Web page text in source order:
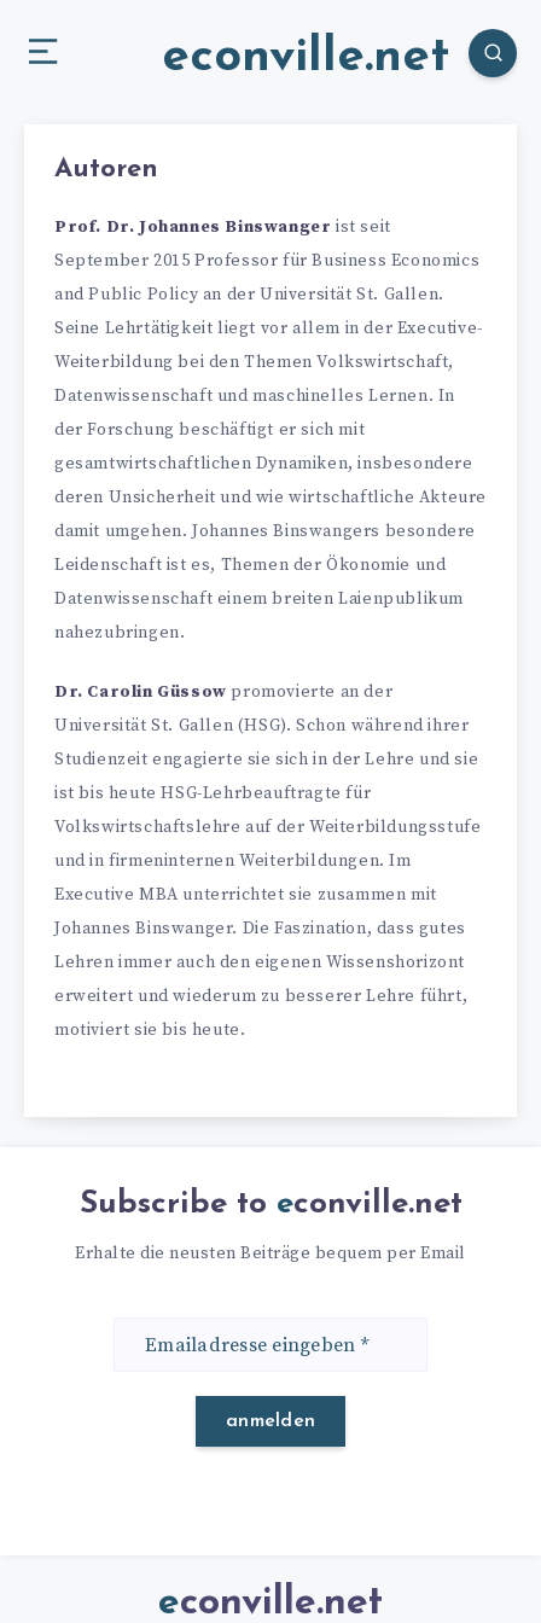
econville.net
Autoren
Prof. Dr. Johannes Binswanger ist seit
September 2015 Professor für Business Economics
and Public Policy an der Universität St. Gallen.
Seine Lehrtätigkeit liegt vor allem in der Executive-
Weiterbildung bei den Themen Volkswirtschaft,
Datenwissenschaft und maschinelles Lernen. In
der Forschung beschäftigt er sich mit
gesamtwirtschaftlichen Dynamiken, insbesondere
deren Unsicherheit und wie wirtschaftliche Akteure
damit umgehen. Johannes Binswangers besondere
Leidenschaft ist es, Themen der Ökonomie und
Datenwissenschaft einem breiten Laienpublikum
nahezubringen.
Dr. Carolin Güssow promovierte an der
Universität St. Gallen (HSG). Schon während ihrer
Studienzeit engagierte sie sich in der Lehre und sie
ist bis heute HSG-Lehrbeauftragte für
Volkswirtschaftslehre auf der Weiterbildungsstufe
und in firmeninternen Weiterbildungen. Im
Executive MBA unterrichtet sie zusammen mit
Johannes Binswanger. Die Faszination, dass gutes
Lehren immer auch den eigenen Wissenshorizont
erweitert und wiederum zu besserer Lehre führt,
motiviert sie bis heute.
Subscribe to econville.net
Erhalte die neusten Beiträge bequem per Email
eingeben
econville.net